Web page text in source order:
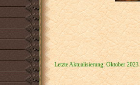
Letzte Aktualisierung: Oktober 2023